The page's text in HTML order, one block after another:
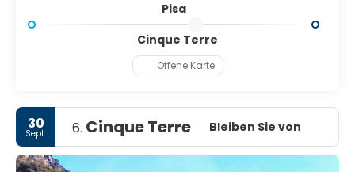
Pisa
Cinque Terre
Offene Karte
30
Sept. 6. Cinque Terre Bleiben Sie von